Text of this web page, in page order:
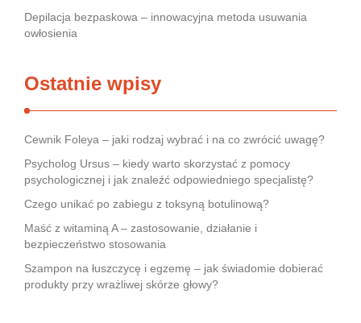
Depilacja bezpaskowa – innowacyjna metoda usuwania
owłosienia
Ostatnie wpisy
Cewnik Foleya – jaki rodzaj wybrać i na co zwrócić uwagę?
Psycholog Ursus – kiedy warto skorzystać z pomocy
psychologicznej i jak znaleźć odpowiedniego specjalistę?
Czego unikać po zabiegu z toksyną botulinową?
Maść z witaminą A – zastosowanie, działanie i
bezpieczeństwo stosowania
Szampon na łuszczycę i egzemę – jak świadomie dobierać
produkty przy wrażliwej skórze głowy?